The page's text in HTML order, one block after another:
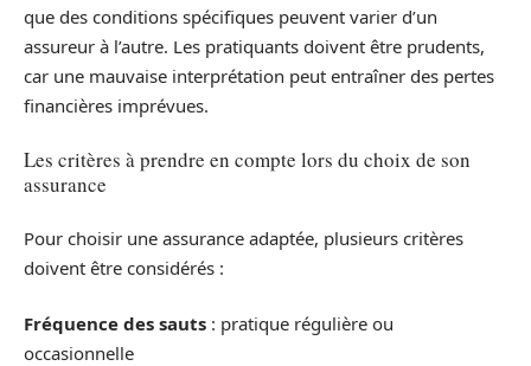
que des conditions spécifiques peuvent varier d’un
assureur à l’autre. Les pratiquants doivent être prudents,
car une mauvaise interprétation peut entraîner des pertes
financières imprévues.
Les critères à prendre en compte lors du choix de son
assurance
Pour choisir une assurance adaptée, plusieurs critères
doivent être considérés :
Fréquence des sauts : pratique régulière ou
occasionnelle